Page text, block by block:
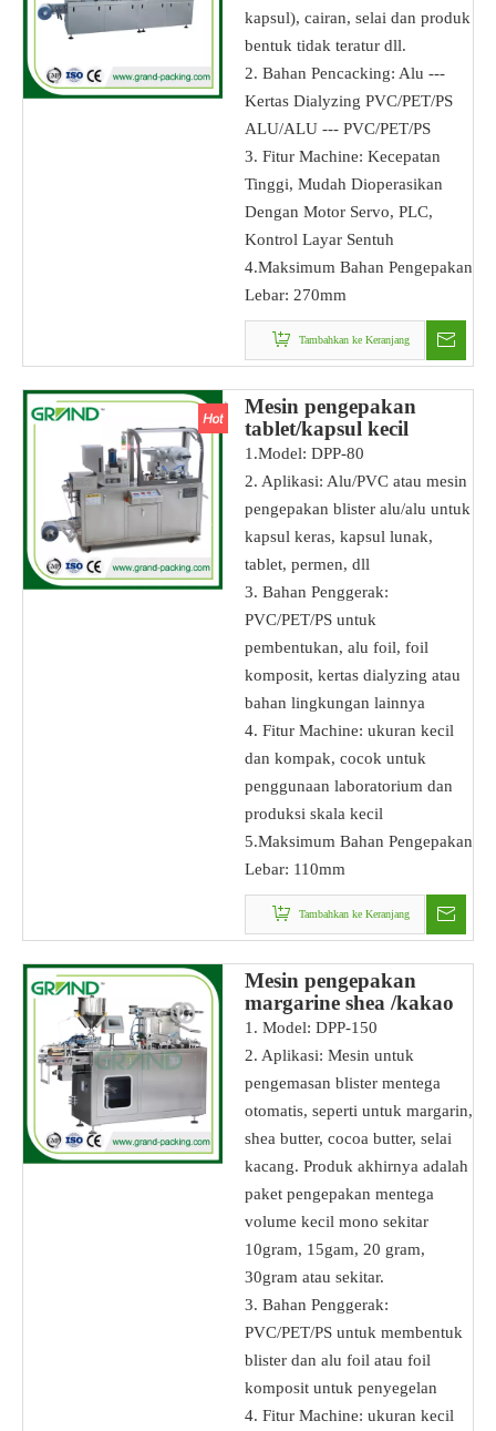
kapsul), cairan, selai dan produk
bentuk tidak teratur dll.
2. Bahan Pencacking: Alu ---
Kertas Dialyzing PVC/PET/PS
ALU/ALU --- PVC/PET/PS
3. Fitur Machine: Kecepatan
Tinggi, Mudah Dioperasikan
Dengan Motor Servo, PLC,
Kontrol Layar Sentuh
4.Maksimum Bahan Pengepakan
Lebar: 270mm
Tambahkan ke Keranjang
Mesin pengepakan
tablet/kapsul kecil
1.Model: DPP-80
2. Aplikasi: Alu/PVC atau mesin
pengepakan blister alu/alu untuk
kapsul keras, kapsul lunak,
tablet, permen, dll
3. Bahan Penggerak:
PVC/PET/PS untuk
pembentukan, alu foil, foil
komposit, kertas dialyzing atau
bahan lingkungan lainnya
4. Fitur Machine: ukuran kecil
dan kompak, cocok untuk
penggunaan laboratorium dan
produksi skala kecil
5.Maksimum Bahan Pengepakan
Lebar: 110mm
Tambahkan ke Keranjang
Mesin pengepakan
margarine shea /kakao
/selai kacang
1. Model: DPP-150
2. Aplikasi: Mesin untuk
pengemasan blister mentega
otomatis, seperti untuk margarin,
shea butter, cocoa butter, selai
kacang. Produk akhirnya adalah
paket pengepakan mentega
volume kecil mono sekitar
10gram, 15gam, 20 gram,
30gram atau sekitar.
3. Bahan Penggerak:
PVC/PET/PS untuk membentuk
blister dan alu foil atau foil
komposit untuk penyegelan
4. Fitur Machine: ukuran kecil